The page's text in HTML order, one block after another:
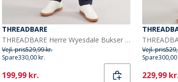
THREADBARE
THREADBARE Herre Wyesdale Bukser Marineblå
Vejl. pris529,99 kr.
Spare330,00 kr.
Current
199,99 kr.
Vejl. pris
Spare300,00
Current
229,99